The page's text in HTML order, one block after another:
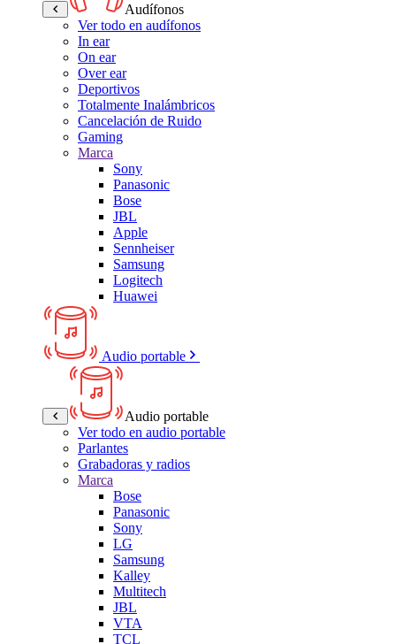
Audífonos
Ver todo en audífonos
In ear
On ear
Over ear
Deportivos
Totalmente Inalámbricos
Cancelación de Ruido
Gaming
Marca
Sony
Panasonic
Bose
JBL
Apple
Sennheiser
Samsung
Logitech
Huawei
Audio portable
Audio portable
Ver todo en audio portable
Parlantes
Grabadoras y radios
Marca
Bose
Panasonic
Sony
LG
Samsung
Kalley
Multitech
JBL
VTA
TCL